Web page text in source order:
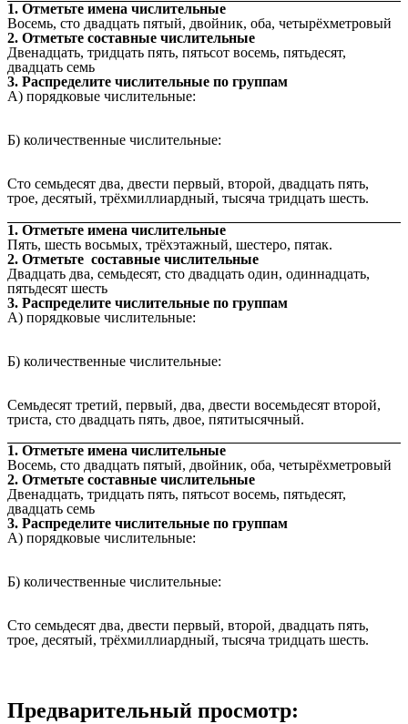
1. Отметьте имена числительные
Восемь, сто двадцать пятый, двойник, оба, четырёхметровый
2. Отметьте составные числительные
Двенадцать, тридцать пять, пятьсот восемь, пятьдесят,
двадцать семь
3. Распределите числительные по группам
А) порядковые числительные:
Б) количественные числительные:
Сто семьдесят два, двести первый, второй, двадцать пять,
трое, десятый, трёхмиллиардный, тысяча тридцать шесть.
1. Отметьте имена числительные
Пять, шесть восьмых, трёхэтажный, шестеро, пятак.
2. Отметьте составные числительные
Двадцать два, семьдесят, сто двадцать один, одиннадцать,
пятьдесят шесть
3. Распределите числительные по группам
А) порядковые числительные:
Б) количественные числительные:
Семьдесят третий, первый, два, двести восемьдесят второй,
триста, сто двадцать пять, двое, пятитысячный.
1. Отметьте имена числительные
Восемь, сто двадцать пятый, двойник, оба, четырёхметровый
2. Отметьте составные числительные
Двенадцать, тридцать пять, пятьсот восемь, пятьдесят,
двадцать семь
3. Распределите числительные по группам
А) порядковые числительные:
Б) количественные числительные:
Сто семьдесят два, двести первый, второй, двадцать пять,
трое, десятый, трёхмиллиардный, тысяча тридцать шесть.
Предварительный просмотр: